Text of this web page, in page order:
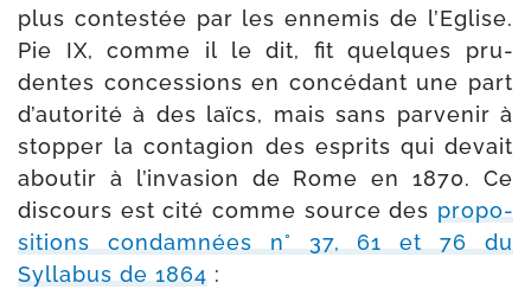
plus contes­tée par les enne­mis de l’Eglise.
Pie IX, comme il le dit, fit quelques pru­
dentes conces­sions en concé­dant une part
d’au­to­ri­té à des laïcs, mais sans par­ve­nir à
stop­per la conta­gion des esprits qui devait
abou­tir à l’in­va­sion de Rome en 1870. Ce
dis­cours est cité comme source des pro­po­
si­tions condam­nées n° 37, 61 et 76 du
Syllabus de 1864 :